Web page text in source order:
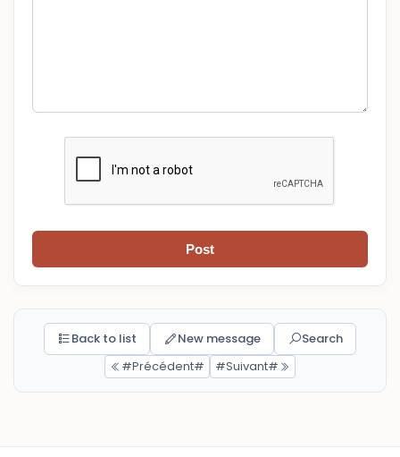
Post
Back to list New message
Search
#Précédent#
#Suivant#